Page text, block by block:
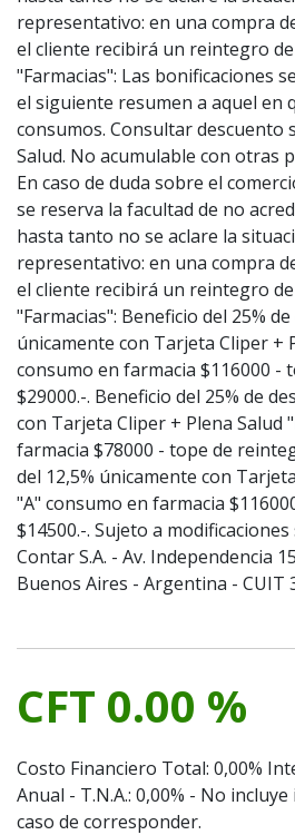
representativo: en una compra
el cliente recibirá un reintegro
"Farmacias": Las bonificaciones
el siguiente resumen a aquel en
consumos. Consultar descuento
Salud. No acumulable con otras
En caso de duda sobre el
se reserva la facultad de no
hasta tanto no se aclare la
representativo: en una compra
el cliente recibirá un reintegro
"Farmacias": Beneficio del 25%
únicamente con Tarjeta Cliper +
consumo en farmacia $116000 -
$29000.-. Beneficio del 25% de
con Tarjeta Cliper + Plena Salud
farmacia $78000 - tope de
del 12,5% únicamente con
"A" consumo en farmacia
$14500.-. Sujeto a
Contar S.A. - Av. Independencia
Buenos Aires - Argentina - CUIT
CFT 0.00 %
Costo Financiero Total: 0,00%
Anual - T.N.A.: 0,00% - No
caso de corresponder.